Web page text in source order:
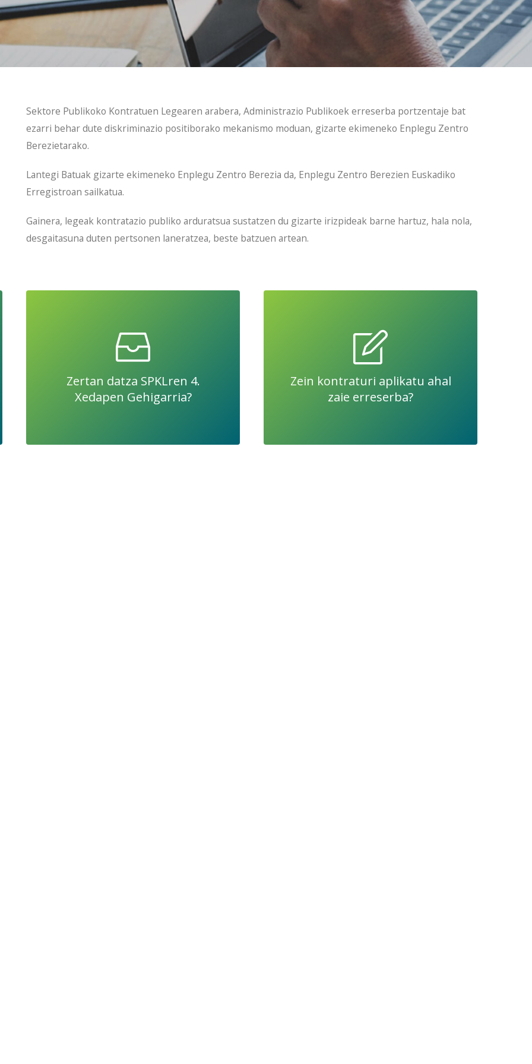
Sektore Publikoko Kontratuen Legearen arabera, Administrazio Publikoek erreserba portzentaje bat
ezarri behar dute diskriminazio positiborako mekanismo moduan, gizarte ekimeneko Enplegu Zentro
Berezietarako.
Lantegi Batuak gizarte ekimeneko Enplegu Zentro Berezia da, Enplegu Zentro Berezien Euskadiko
Erregistroan sailkatua.
Gainera, legeak kontratazio publiko arduratsua sustatzen du gizarte irizpideak barne hartuz, hala nola,
desgaitasuna duten pertsonen laneratzea, beste batzuen artean.
Zertan datza SPKLren 4.
Xedapen Gehigarria?
Xedapen Gehigarria?
Sektore Publikoko Kontratuen Legearen arabera,
Administrazio Publiko guztiek egin behar dute
ekimeneko Enplegu Zentro Berezietan lan
Zein kontraturi aplikatu ahal
zaie erreserba?
Zein kontraturi aplikatu ahal
zaie erreserba?
Kontratu mota GUZTIEI aplikatu ahal zaie.